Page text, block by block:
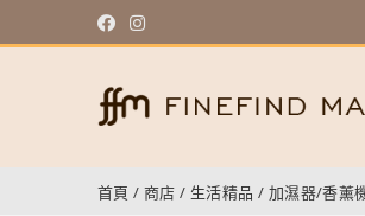
首頁 /商店 / 生活精品 / 加濕器/香薰